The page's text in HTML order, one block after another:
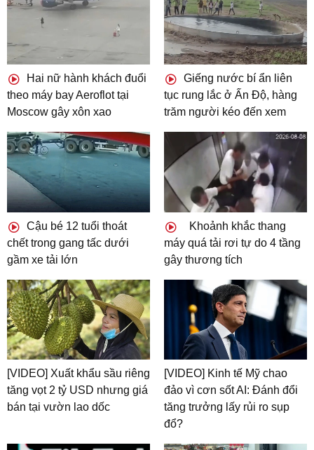
Hai nữ hành khách đuổi
theo máy bay Aeroflot tại
Moscow gây xôn xao
Giếng nước bí ẩn liên
tục rung lắc ở Ấn Độ, hàng
trăm người kéo đến xem
Cậu bé 12 tuổi thoát
chết trong gang tấc dưới
gầm xe tải lớn
Khoảnh khắc thang
máy quá tải rơi tự do 4 tầng
gây thương tích
[VIDEO] Xuất khẩu sầu riêng
tăng vọt 2 tỷ USD nhưng giá
bán tại vườn lao dốc
[VIDEO] Kinh tế Mỹ chao
đảo vì cơn sốt AI: Đánh đổi
tăng trưởng lấy rủi ro sụp
đổ?